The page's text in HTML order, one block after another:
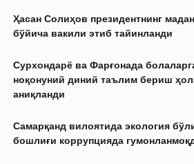
Ҳасан Солиҳов президентнинг
бўйича вакили этиб тайинланди
Сурхондарё ва Фарғонада
ноқонуний диний таълим бериш
аниқланди
Самарқанд вилоятида экология
бошлиғи коррупцияда